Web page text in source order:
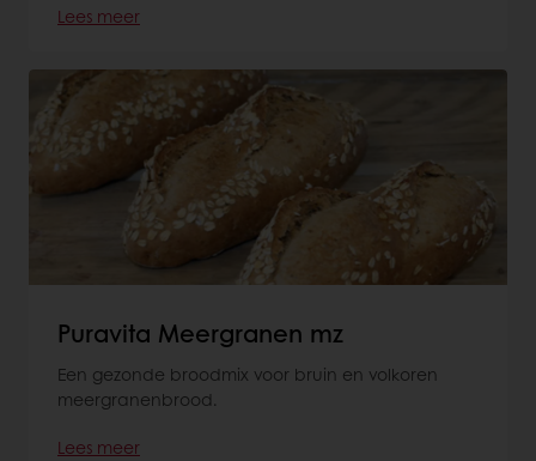
Lees meer
Puravita Meergranen mz
Een gezonde broodmix voor bruin en volkoren
meergranenbrood.
Lees meer